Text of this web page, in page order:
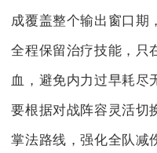
成覆盖整个输出窗口期
全程保留治疗技能，只
血，避免内力过早耗尽
要根据对战阵容灵活切
掌法路线，强化全队减